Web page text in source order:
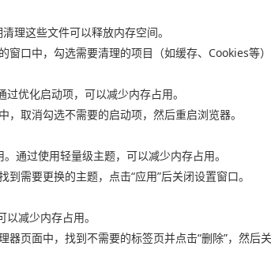
理这些文件可以释放内存空间。
窗口中，勾选需要清理的项目（如缓存、Cookies等）
优化启动项，可以减少内存占用。
取消勾选不需要的启动项，然后重启浏览器。
通过使用轻量级主题，可以减少内存占用。
需要更换的主题，点击“应用”后关闭设置窗口。
减少内存占用。
页面中，找到不需要的标签页并点击“删除”，然后